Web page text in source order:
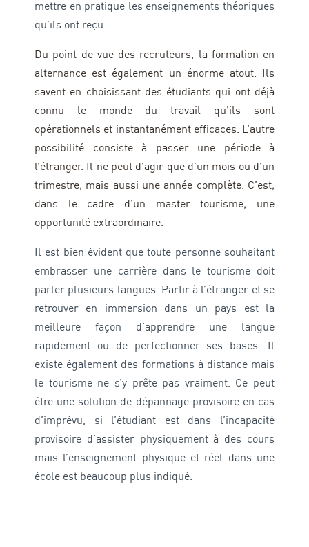
mettre en pratique les enseignements théoriques
qu’ils ont reçu.
Du point de vue des recruteurs, la formation en
alternance est également un énorme atout. Ils
savent en choisissant des étudiants qui ont déjà
connu le monde du travail qu’ils sont
opérationnels et instantanément efficaces.
L’autre
possibilité consiste à passer une période à
l’étranger. Il ne peut d’agir que d’un mois ou d’un
trimestre, mais aussi une année complète. C’est,
dans le cadre d’un master tourisme, une
opportunité extraordinaire.
Il est bien évident que toute personne souhaitant
embrasser une carrière dans le tourisme doit
parler plusieurs langues. Partir à l’étranger et se
retrouver en immersion dans un pays est la
meilleure façon d’apprendre une langue
rapidement ou de perfectionner ses bases. Il
existe également des formations à distance mais
le tourisme ne s’y prête pas vraiment. Ce peut
être une solution de dépannage provisoire en cas
d’imprévu, si l’étudiant est dans l’incapacité
provisoire d’assister physiquement à des cours
mais l’enseignement physique et réel dans une
école est beaucoup plus indiqué.